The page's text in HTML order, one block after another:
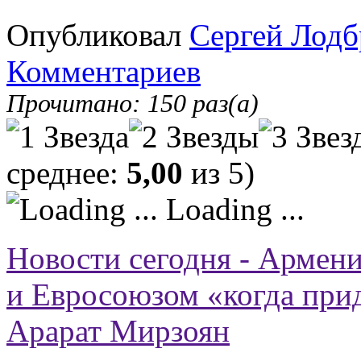
Опубликовал Сергей
Комментариев
Прочитано: 150 раз(а)
среднее: 5,00 из 5)
Loading ...
Новости сегодня -
и Евросоюзом «когда
Арарат Мирзоян